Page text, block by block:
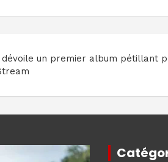
dévoile un premier album pétillant